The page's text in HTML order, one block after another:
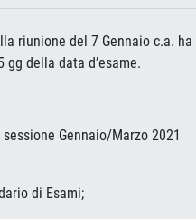
del 7 Gennaio c.a.
della data d’esame.
Gennaio/Marzo 2021
di Esami;